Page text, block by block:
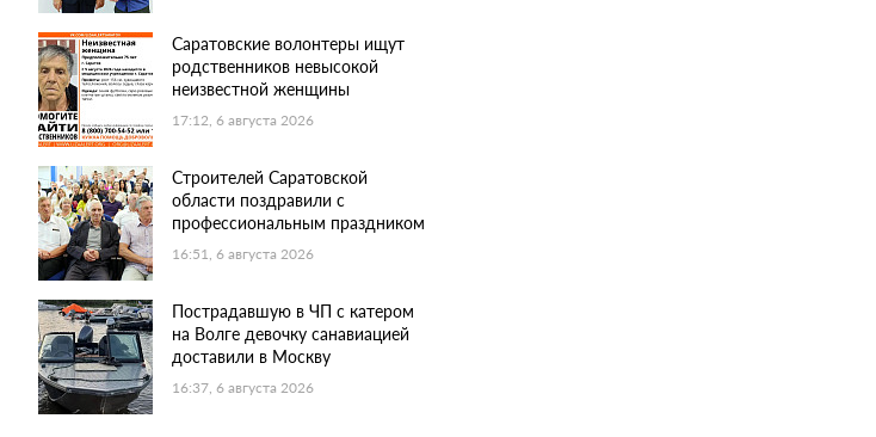
Саратовские волонтеры ищут
родственников невысокой
неизвестной женщины
17:12, 6 августа 2026
Строителей Саратовской
области поздравили с
профессиональным праздником
16:51, 6 августа 2026
Пострадавшую в ЧП с катером
на Волге девочку санавиацией
доставили в Москву
16:37, 6 августа 2026